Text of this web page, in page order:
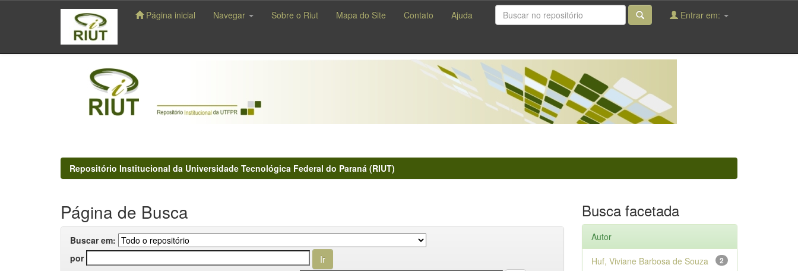
navigation
Página inicial Navegar Sobre o Riut Mapa do Site Contato Ajuda Entrar em:
Repositório Institucional da Universidade Tecnológica Federal do Paraná (RIUT)
Página de Busca
Buscar em:
por
Busca facetada
Autor
2
Huf, Viviane Barbosa de Souza